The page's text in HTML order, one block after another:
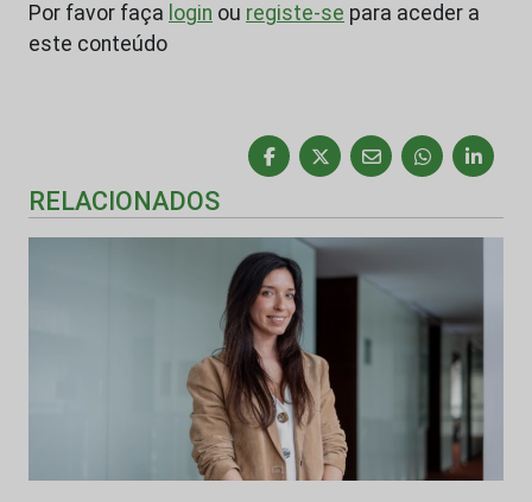
Por favor faça login ou registe-se para aceder a
este conteúdo
RELACIONADOS